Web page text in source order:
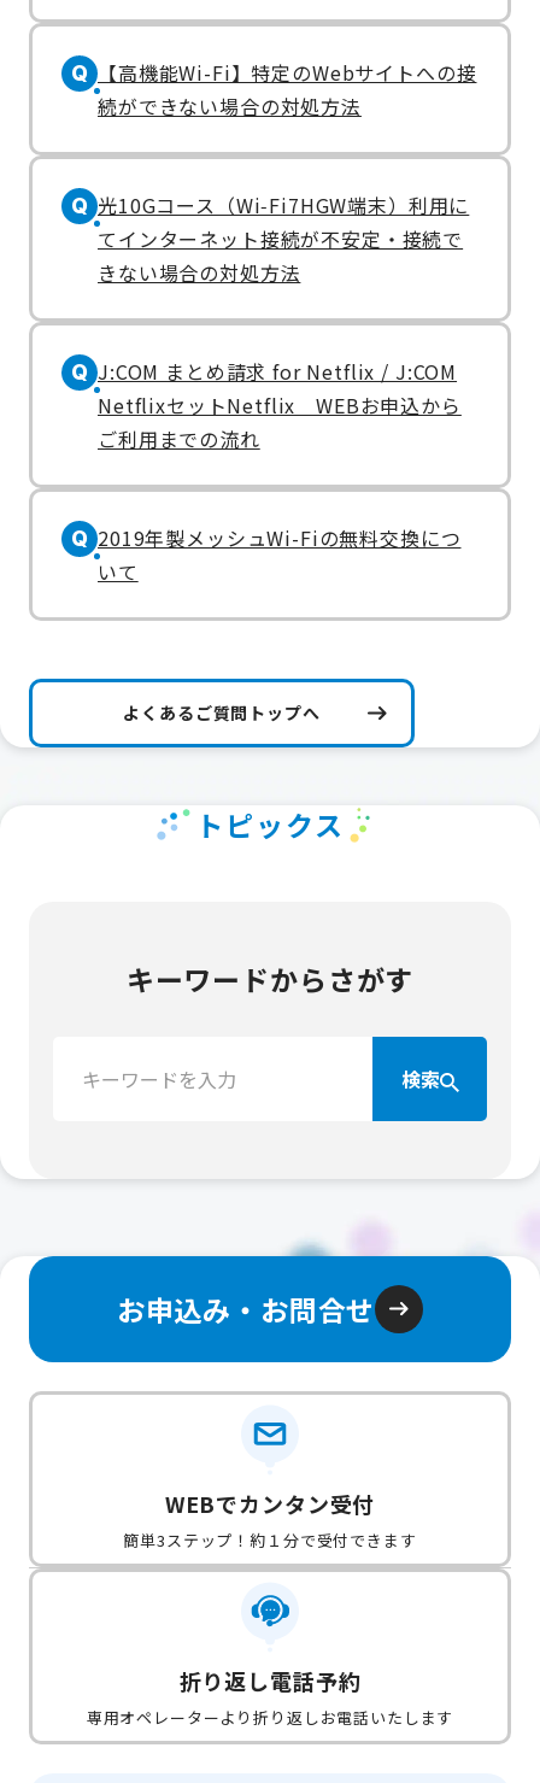
Q
【高機能Wi-Fi】特定のWebサイトへの接
続ができない場合の対処方法
Q 光10Gコース（Wi‑Fi7HGW端末）利用に
てインターネット接続が不安定・接続で
きない場合の対処方法
Q J:COM まとめ請求 for Netflix / J:COM
NetflixセットNetflix WEBお申込から
ご利用までの流れ
Q 2019年製メッシュWi-Fiの無料交換につ
いて
よくあるご質問トップへ
トピックス
キーワードからさがす
索：
検索
お申込み・お問合せ
WEBでカンタン受付
簡単3ステップ！約１分で受付できます
折り返し電話予約
専用オペレーターより折り返しお電話いたします